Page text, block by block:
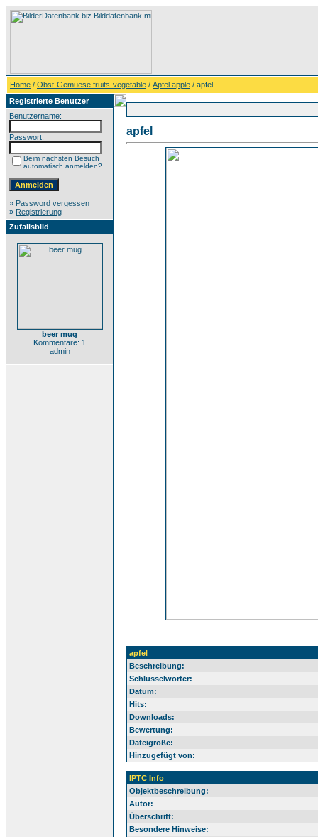
Home / Obst-Gemuese fruits-vegetable / Apfel apple / apfel
Registrierte Benutzer
Benutzername:
Passwort:
Beim nächsten Besuch
automatisch anmelden?
» Password vergessen
» Registrierung
Zufallsbild
beer mug
Kommentare: 1
admin
apfel
apfel
Beschreibung:
Schlüsselwörter:
Datum:
Hits:
Downloads:
Bewertung:
Dateigröße:
Hinzugefügt von:
IPTC Info
Objektbeschreibung:
Autor:
Überschrift:
Besondere Hinweise: